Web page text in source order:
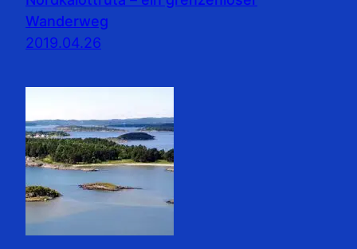
Wanderweg
2019.04.26